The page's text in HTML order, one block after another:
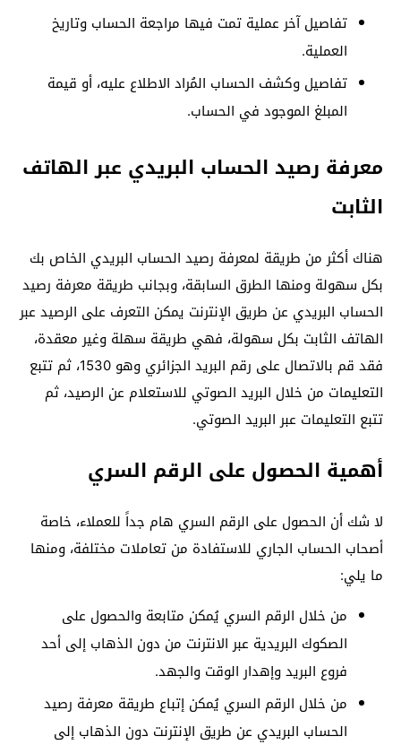
تفاصيل آخر عملية تمت فيها مراجعة الحساب وتاريخ
العملية.
تفاصيل وكشف الحساب المُراد الاطلاع عليه، أو قيمة
المبلغ الموجود في الحساب.
معرفة رصيد الحساب البريدي عبر الهاتف
الثابت
هناك أكثر من طريقة لمعرفة رصيد الحساب البريدي الخاص بك
بكل سهولة ومنها الطرق السابقة، وبجانب طريقة معرفة رصيد
الحساب البريدي عن طريق الإنترنت يمكن التعرف على الرصيد عبر
الهاتف الثابت بكل سهولة، فهي طريقة سهلة وغير معقدة،
فقد قم بالاتصال على رقم البريد الجزائري وهو 1530، ثم تتبع
التعليمات من خلال البريد الصوتي للاستعلام عن الرصيد، ثم
تتبع التعليمات عبر البريد الصوتي.
أهمية الحصول على الرقم السري
لا شك أن الحصول على الرقم السري هام جداً للعملاء، خاصة
أصحاب الحساب الجاري للاستفادة من تعاملات مختلفة، ومنها
ما يلي:
من خلال الرقم السري يُمكن متابعة والحصول على
الصكوك البريدية عبر الانترنت من دون الذهاب إلى أحد
فروع البريد وإهدار الوقت والجهد.
من خلال الرقم السري يُمكن إتباع طريقة معرفة رصيد
الحساب البريدي عن طريق الإنترنت دون الذهاب إلى